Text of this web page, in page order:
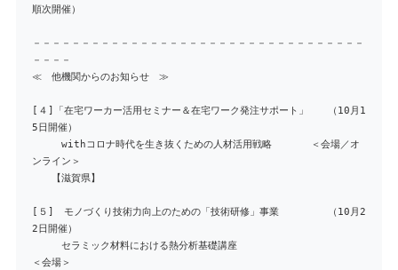
順次開催）
－－－－－－－－－－－－－－－－－－－－－－－－－－－－－－－－－－
－－－－
≪ 他機関からのお知らせ ≫
[４]「在宅ワーカー活用セミナー＆在宅ワーク発注サポート」 （10月1
5日開催）
withコロナ時代を生き抜くための人材活用戦略 ＜会場／オ
ンライン＞
【滋賀県】
[５] モノづくり技術力向上のための「技術研修」事業 （10月2
2日開催）
セラミック材料における熱分析基礎講座
＜会場＞